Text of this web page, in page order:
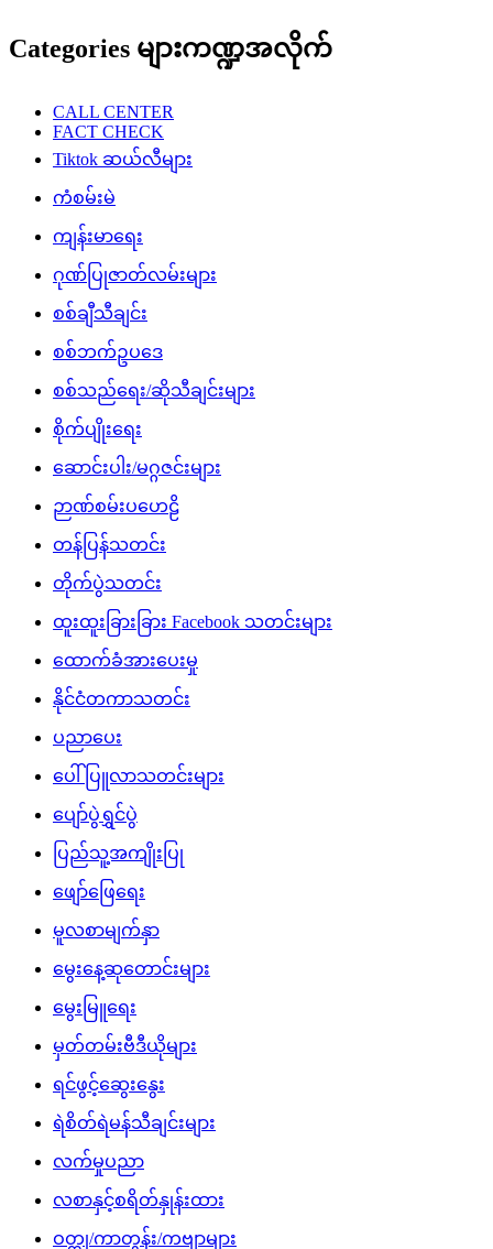
Categories များကဏ္ဍအလိုက်
CALL CENTER
FACT CHECK
Tiktok ဆယ်လီများ
ကံစမ်းမဲ
ကျန်းမာရေး
ဂုဏ်ပြုဇာတ်လမ်းများ
စစ်ချီသီချင်း
စစ်ဘက်ဥပဒေ
စစ်သည်ရေး/ဆိုသီချင်းများ
စိုက်ပျိုးရေး
ဆောင်းပါး/မဂ္ဂဇင်းများ
ဉာဏ်စမ်းပဟေဠိ
တန်ပြန်သတင်း
တိုက်ပွဲသတင်း
ထူးထူးခြားခြား Facebook သတင်းများ
ထောက်ခံအားပေးမှု
နိုင်ငံတကာသတင်း
ပညာပေး
ပေါ်ပြူလာသတင်းများ
ပျော်ပွဲရွှင်ပွဲ
ပြည်သူ့အကျိုးပြု
ဖျော်ဖြေရေး
မူလစာမျက်နှာ
မွေးနေ့ဆုတောင်းများ
မွေးမြူရေး
မှတ်တမ်းဗီဒီယိုများ
ရင်ဖွင့်ဆွေးနွေး
ရဲစိတ်ရဲမန်သီချင်းများ
လက်မှုပညာ
လစာနှင့်စရိတ်နှုန်းထား
ဝတ္ထု/ကာတွန်း/ကဗျာများ